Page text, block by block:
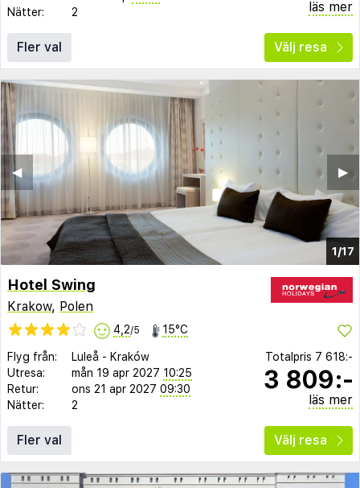
Nätter:
2 läs mer
Fler val Välj resa
1/17
▶︎
◀︎
Hotel Swing
Krakow, Polen
4,2/5 15°C
Flyg från: Luleå - Kraków
Utresa:
mån 19 apr 2027 10:25
Retur:
ons 21 apr 2027 09:30
Nätter:
2
Totalpris 7 618:-
3 809:-
läs mer
Fler val Välj resa